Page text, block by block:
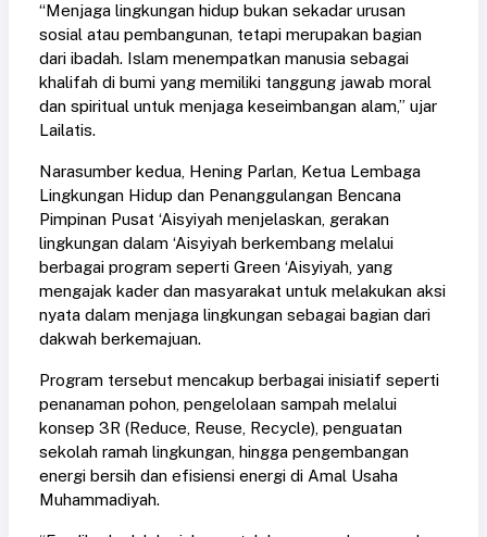
“Menjaga lingkungan hidup bukan sekadar urusan
sosial atau pembangunan, tetapi merupakan bagian
dari ibadah. Islam menempatkan manusia sebagai
khalifah di bumi yang memiliki tanggung jawab moral
dan spiritual untuk menjaga keseimbangan alam,” ujar
Lailatis.
Narasumber kedua, Hening Parlan, Ketua Lembaga
Lingkungan Hidup dan Penanggulangan Bencana
Pimpinan Pusat ‘Aisyiyah menjelaskan, gerakan
lingkungan dalam ‘Aisyiyah berkembang melalui
berbagai program seperti Green ‘Aisyiyah, yang
mengajak kader dan masyarakat untuk melakukan aksi
nyata dalam menjaga lingkungan sebagai bagian dari
dakwah berkemajuan.
Program tersebut mencakup berbagai inisiatif seperti
penanaman pohon, pengelolaan sampah melalui
konsep 3R (Reduce, Reuse, Recycle), penguatan
sekolah ramah lingkungan, hingga pengembangan
energi bersih dan efisiensi energi di Amal Usaha
Muhammadiyah.